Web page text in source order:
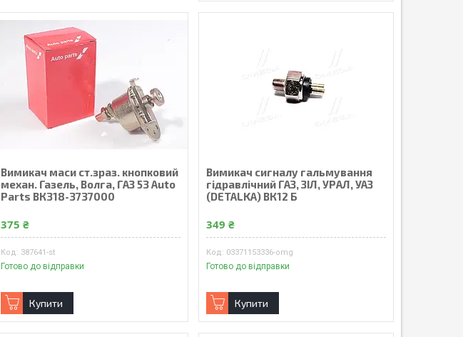
Вимикач маси ст.зраз. кнопковий
механ. Газель, Волга, ГАЗ 53 Auto
Parts ВК318-3737000
375 ₴
387641-st
Готово до відправки
Купити
Вимикач сигналу гальмування
гідравлічний ГАЗ, ЗІЛ, УРАЛ, УАЗ
(DETALKA) ВК12 Б
349 ₴
03371153336-omg
Готово до відправки
Купити